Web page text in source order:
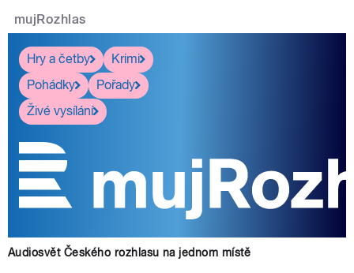
mujRozhlas
Hry a četby
Krimi
Pohádky
Pořady
Živé vysílání
Audiosvět Českého rozhlasu na jednom místě